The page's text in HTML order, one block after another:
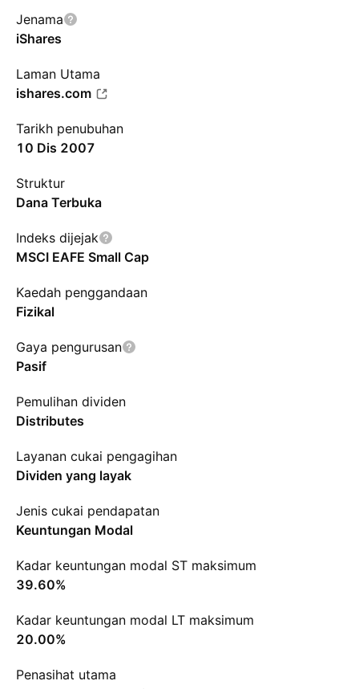
Jenama
iShares
Laman Utama
ishares.com
Tarikh penubuhan
10 Dis 2007
Struktur
Dana Terbuka
Indeks dijejak
MSCI EAFE Small Cap
Kaedah penggandaan
Fizikal
Gaya pengurusan
Pasif
Pemulihan dividen
Distributes
Layanan cukai pengagihan
Dividen yang layak
Jenis cukai pendapatan
Keuntungan Modal
Kadar keuntungan modal ST maksimum
39.60%
Kadar keuntungan modal LT maksimum
20.00%
Penasihat utama